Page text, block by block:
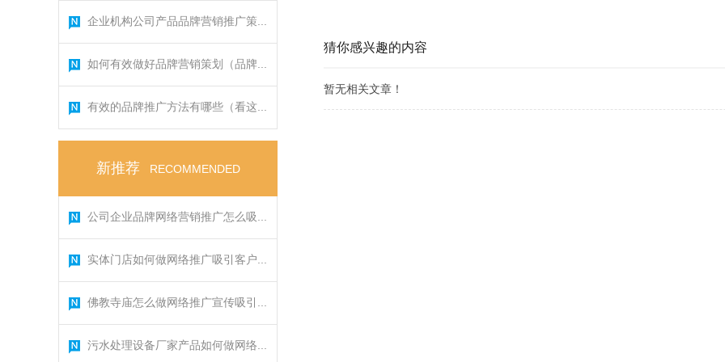
企业机构公司产品品牌营销推广策...
如何有效做好品牌营销策划（品牌...
有效的品牌推广方法有哪些（看这...
新推荐 RECOMMENDED
公司企业品牌网络营销推广怎么吸...
实体门店如何做网络推广吸引客户...
佛教寺庙怎么做网络推广宣传吸引...
污水处理设备厂家产品如何做网络...
猜你感兴趣的内容
暂无相关文章！